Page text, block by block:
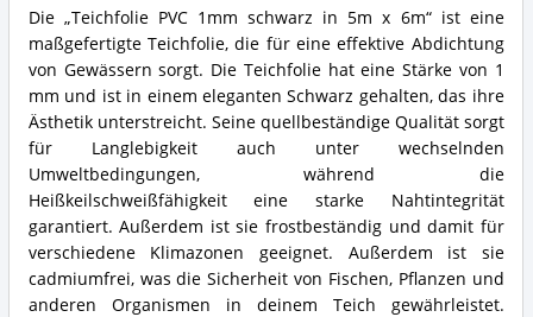
Die „Teichfolie PVC 1mm schwarz in 5m x 6m“ ist eine
maßgefertigte Teichfolie, die für eine effektive Abdichtung
von Gewässern sorgt. Die Teichfolie hat eine Stärke von 1
mm und ist in einem eleganten Schwarz gehalten, das ihre
Ästhetik unterstreicht. Seine quellbeständige Qualität sorgt
für Langlebigkeit auch unter wechselnden
Umweltbedingungen, während die
Heißkeilschweißfähigkeit eine starke Nahtintegrität
garantiert. Außerdem ist sie frostbeständig und damit für
verschiedene Klimazonen geeignet. Außerdem ist sie
cadmiumfrei, was die Sicherheit von Fischen, Pflanzen und
anderen Organismen in deinem Teich gewährleistet.